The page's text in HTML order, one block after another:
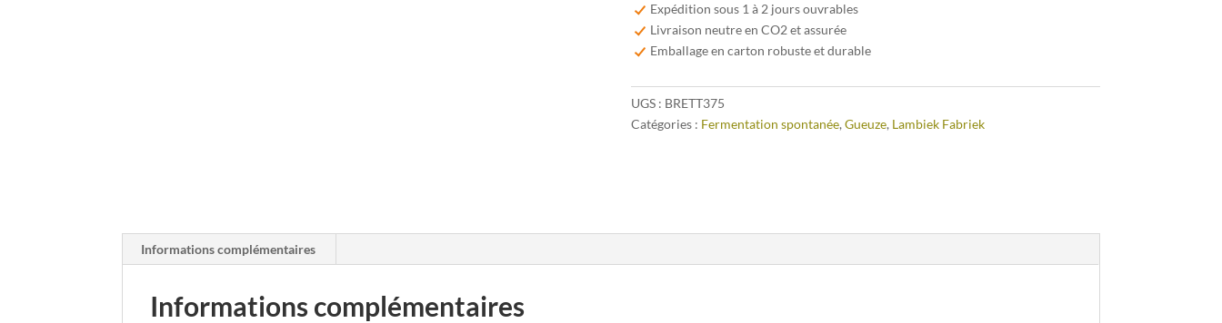
Brett-
Elle
Oude
37,5cl
Expédition sous 1 à 2 jours ouvrables
Livraison neutre en CO2 et assurée
Emballage en carton robuste et durable
UGS : BRETT375
Catégories : Fermentation spontanée, Gueuze, Lambiek Fabriek
Informations complémentaires
Informations complémentaires